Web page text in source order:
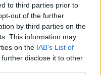
to third parties prior to
out of the further
by third parties on the
This information may
on the IAB’s List of
disclose it to other